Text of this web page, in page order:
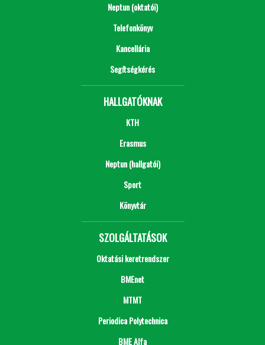
Neptun (oktatói)
Telefonkönyv
Kancellária
Segítségkérés
HALLGATÓKNAK
KTH
Erasmus
Neptun (hallgatói)
Sport
Könyvtár
SZOLGÁLTATÁSOK
Oktatási keretrendszer
BMEnet
MTMT
Periodica Polytechnica
BME Alfa